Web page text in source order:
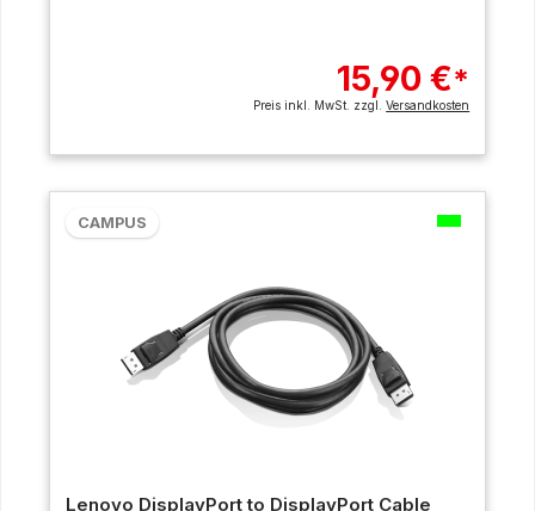
15,90 €*
Preis inkl. MwSt. zzgl.Versandkosten
CAMPUS
Lenovo DisplayPort to DisplayPort Cable